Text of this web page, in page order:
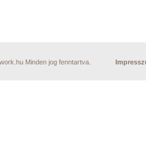
Minden jog fenntartva.